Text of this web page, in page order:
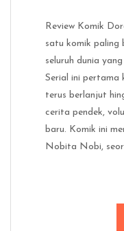
Review Komik
satu komik paling
seluruh dunia
Serial ini pertama
terus berlanjut
cerita pendek,
baru. Komik ini
Nobita Nobi,